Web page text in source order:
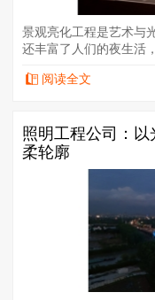
景观亮化工程是艺术与
还丰富了人们的夜生活
阅读全文
照明工程公司：
柔轮廓